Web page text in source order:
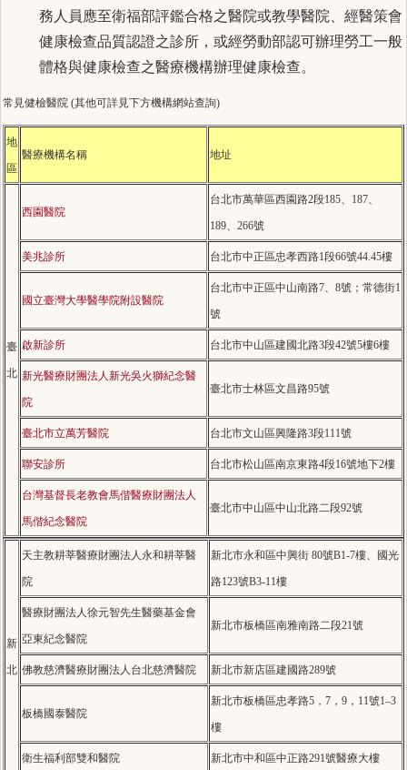
務人員應至衛福部評鑑合格之醫院或教學醫院、經醫策會
健康檢查品質認證之診所，或經勞動部認可辦理勞工一般
體格與健康檢查之醫療機構辦理健康檢查。
常見健檢醫院 (其他可詳見下方機構網站查詢)
地
區
醫療機構名稱 地址
臺
北
西園醫院
台北市萬華區西園路2段185、187、
189、266號
美兆診所 台北市中正區忠孝西路1段66號44.45樓
國立臺灣大學醫學院附設醫院
台北市中正區中山南路7、8號；常德街1
號
啟新診所 台北市中山區建國北路3段42號5樓6樓
新光醫療財團法人新光吳火獅紀念醫
院
臺北市士林區文昌路95號
臺北市立萬芳醫院 台北市文山區興隆路3段111號
聯安診所 台北市松山區南京東路4段16號地下2樓
台灣基督長老教會馬偕醫療財團法人
馬偕紀念醫院
臺北市中山區中山北路二段92號
新
北
天主教耕莘醫療財團法人永和耕莘醫
院
新北市永和區中興街 80號B1-7樓、國光
路123號B3-11樓
醫療財團法人徐元智先生醫藥基金會
亞東紀念醫院
新北市板橋區南雅南路二段21號
佛教慈濟醫療財團法人台北慈濟醫院 新北市新店區建國路289號
板橋國泰醫院
新北市板橋區忠孝路5，7，9，11號1–3
樓
衛生福利部雙和醫院 新北市中和區中正路291號醫療大樓